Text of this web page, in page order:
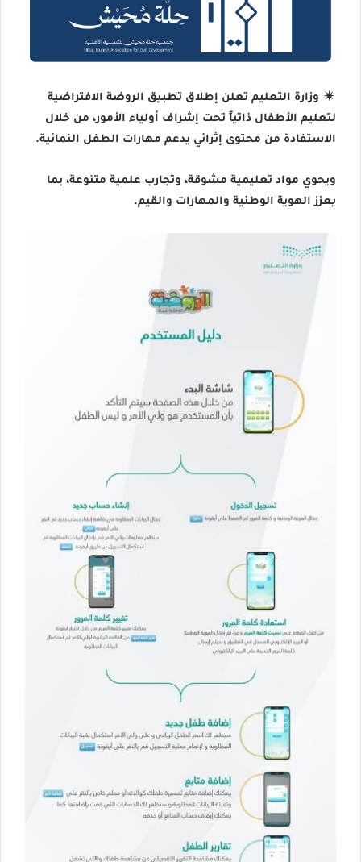
وزارة التعليم تعلن إطلاق تطبيق الروضة الافتراضية
لتعليم الأطفال ذاتياً تحت إشراف أولياء الأمور، من خلال
الاستفادة من محتوى إثرائي يدعم مهارات الطفل النمائية.
ويحوي مواد تعليمية مشوقة، وتجارب علمية متنوعة، بما
يعزز الهوية الوطنية والمهارات والقيم.